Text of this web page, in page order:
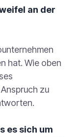
an der
hat. Wie oben
zu
es sich um